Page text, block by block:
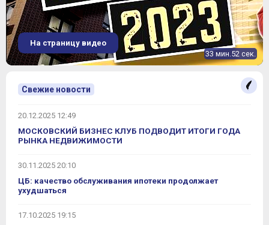
Продано
ЖК "Одинград" (Квартал
Центральный и Квартал Лесной)
33 мин.52 сек.
На страницу видео
Свежие новости
20.12.2025 12:49
МОСКОВСКИЙ БИЗНЕС КЛУБ ПОДВОДИТ ИТОГИ ГОДА
РЫНКА НЕДВИЖИМОСТИ
30.11.2025 20:10
ЦБ: качество обслуживания ипотеки продолжает
ухудшаться
17.10.2025 19:15